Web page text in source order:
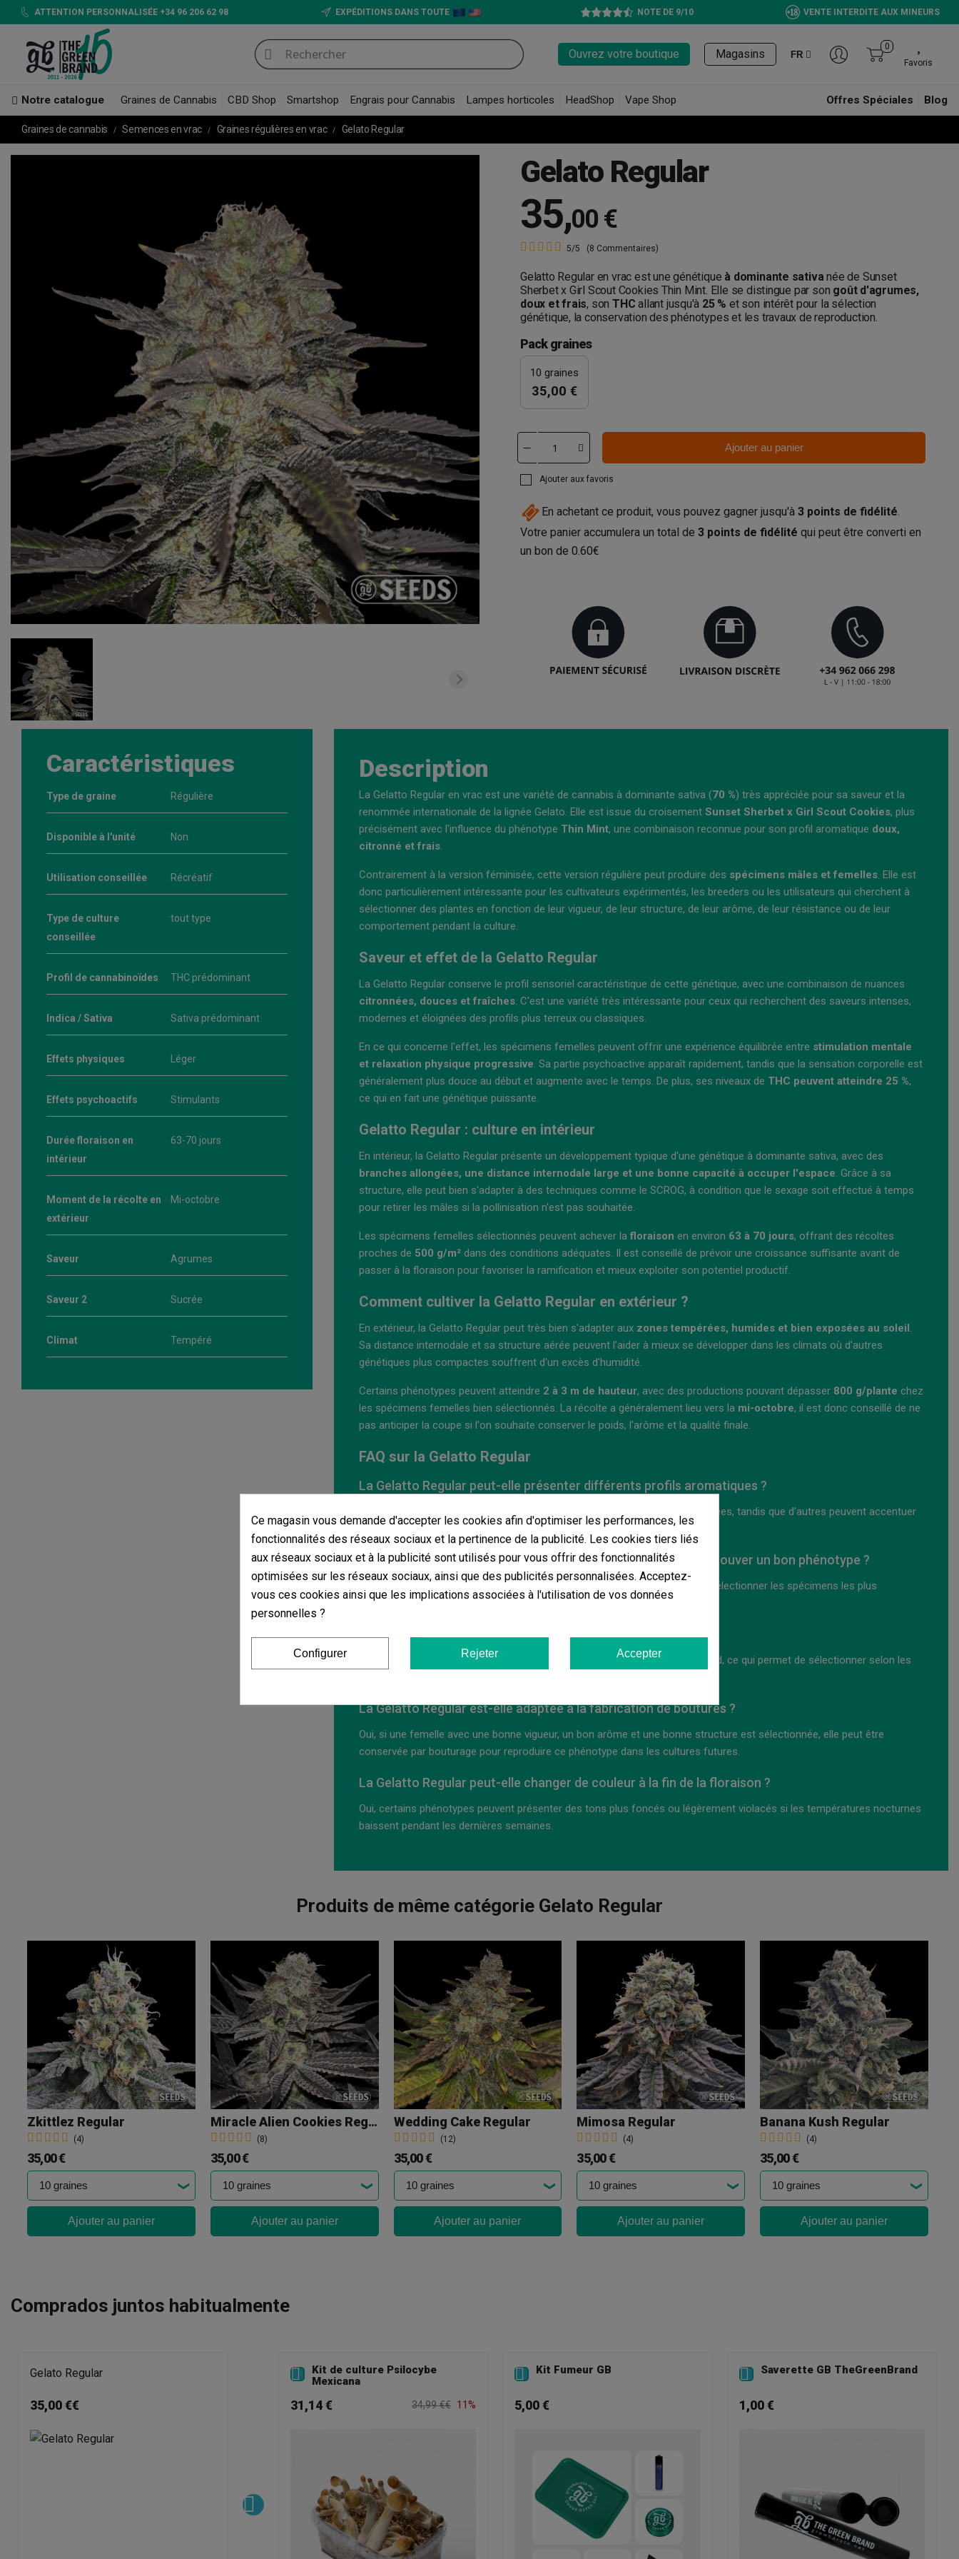
ATTENTION PERSONNALISÉE +34 96 206 62 98 EXPÉDITIONS DANS TOUTE NOTE DE 9/10 VENTE INTERDITE AUX MINEURS
Ouvrez votre boutique Magasins FR
0
Favoris
Notre catalogue Graines de Cannabis CBD Shop Smartshop Engrais pour Cannabis Lampes horticoles HeadShop Vape Shop Offres Spéciales Blog
Graines de cannabis Semences en vrac Graines régulières en vrac Gelato Regular
Gelato Regular
35,00 €
5/5 (8 Commentaires)
Gelatto Regular en vrac est une génétique à dominante sativa née de Sunset
Sherbet x Girl Scout Cookies Thin Mint. Elle se distingue par son goût d'agrumes,
doux et frais, sonTHC allant jusqu'à 25 % et son intérêt pour la sélection
génétique, la conservation des phénotypes et les travaux de reproduction.
Pack graines
10 graines
35,00 €
Ajouter au panier
Ajouter aux favoris
En achetant ce produit, vous pouvez gagner jusqu'à 3 points de fidélité.
Votre panier accumulera un total de 3 points de fidélité qui peut être converti en
un bon de 0.60€
Caractéristiques
Type de graine Régulière
Disponible à l'unité Non
Utilisation conseillée Récréatif
Type de culture
conseillée
tout type
Profil de cannabinoïdes THC prédominant
Indica / Sativa Sativa prédominant
Effets physiques Léger
Effets psychoactifs Stimulants
Durée floraison en
intérieur
63-70 jours
Moment de la récolte en
extérieur
Mi-octobre
Saveur Agrumes
Saveur 2 Sucrée
Climat Tempéré
Description
La Gelatto Regular en vrac est une variété de cannabis à dominante sativa (70 %) très appréciée pour sa saveur et la
renommée internationale de la lignée Gelato. Elle est issue du croisement Sunset Sherbet x Girl Scout Cookies, plus
précisément avec l'influence du phénotype Thin Mint, une combinaison reconnue pour son profil aromatique doux,
citronné et frais.
Contrairement à la version féminisée, cette version régulière peut produire des spécimens mâles et femelles. Elle est
donc particulièrement intéressante pour les cultivateurs expérimentés, les breeders ou les utilisateurs qui cherchent à
sélectionner des plantes en fonction de leur vigueur, de leur structure, de leur arôme, de leur résistance ou de leur
comportement pendant la culture.
Saveur et effet de la Gelatto Regular
La Gelatto Regular conserve le profil sensoriel caractéristique de cette génétique, avec une combinaison de nuances
citronnées, douces et fraîches. C'est une variété très intéressante pour ceux qui recherchent des saveurs intenses,
modernes et éloignées des profils plus terreux ou classiques.
En ce qui concerne l'effet, les spécimens femelles peuvent offrir une expérience équilibrée entre stimulation mentale
et relaxation physique progressive. Sa partie psychoactive apparaît rapidement, tandis que la sensation corporelle est
généralement plus douce au début et augmente avec le temps. De plus, ses niveaux de THC peuvent atteindre 25 %,
ce qui en fait une génétique puissante.
Gelatto Regular : culture en intérieur
En intérieur, la Gelatto Regular présente un développement typique d'une génétique à dominante sativa, avec des
branches allongées, une distance internodale large et une bonne capacité à occuper l'espace. Grâce à sa
structure, elle peut bien s'adapter à des techniques comme le SCROG, à condition que le sexage soit effectué à temps
pour retirer les mâles si la pollinisation n'est pas souhaitée.
Les spécimens femelles sélectionnés peuvent achever lafloraison en environ 63 à 70 jours, offrant des récoltes
proches de 500 g/m² dans des conditions adéquates. Il est conseillé de prévoir une croissance suffisante avant de
passer à la floraison pour favoriser la ramification et mieux exploiter son potentiel productif.
Comment cultiver la Gelatto Regular en extérieur ?
En extérieur, la Gelatto Regular peut très bien s'adapter aux zones tempérées, humides et bien exposées au soleil.
Sa distance internodale et sa structure aérée peuvent l'aider à mieux se développer dans les climats où d'autres
génétiques plus compactes souffrent d'un excès d'humidité.
Certains phénotypes peuvent atteindre 2 à 3 m de hauteur, avec des productions pouvant dépasser 800 g/plante chez
les spécimens femelles bien sélectionnés. La récolte a généralement lieu vers la mi-octobre, il est donc conseillé de ne
pas anticiper la coupe si l'on souhaite conserver le poids, l'arôme et la qualité finale.
FAQ sur la Gelatto Regular
La Gelatto Regular peut-elle présenter différents profils aromatiques ?
Oui, certains phénotypes peuvent pencher davantage vers des notes citronnées, tandis que d'autres peuvent accentuer
des nuances douces ou même de légères touches crémeuses.
Combien de graines est-il recommandé de faire germer pour trouver un bon phénotype ?
Il est courant de travailler avec plusieurs graines pour pouvoir comparer et sélectionner les spécimens les plus
intéressants en fonction de la vigueur, de l'arôme ou de la production.
Peut-on trouver des phénotypes plus rapides que d'autres ?
Oui, dans la plage de floraison, des plantes peuvent mûrir plus tôt ou plus tard, ce qui permet de sélectionner selon les
La Gelatto Regular est-elle adaptée à la fabrication de boutures ?
Oui, si une femelle avec une bonne vigueur, un bon arôme et une bonne structure est sélectionnée, elle peut être
conservée par bouturage pour reproduire ce phénotype dans les cultures futures.
La Gelatto Regular peut-elle changer de couleur à la fin de la floraison ?
Oui, certains phénotypes peuvent présenter des tons plus foncés ou légèrement violacés si les températures nocturnes
baissent pendant les dernières semaines.
Produits de même catégorie Gelato Regular
Zkittlez Regular
(4)
35,00 €
Ajouter au panier
Miracle Alien Cookies Regular
(8)
35,00 €
Ajouter au panier
Wedding Cake Regular
(12)
35,00 €
Ajouter au panier
Mimosa Regular
(4)
35,00 €
Ajouter au panier
Banana Kush Regular
(4)
35,00 €
Ajouter au panier
Comprados juntos habitualmente
Gelato Regular
35,00 €€

Kit de culture Psilocybe
Mexicana
31,14 € 34,99 €€ 11%
 Kit Fumeur GB
5,00 €
 Saverette GB TheGreenBrand
1,00 €
Ce magasin vous demande d'accepter les cookies afin d'optimiser les performances, les
fonctionnalités des réseaux sociaux et la pertinence de la publicité. Les cookies tiers liés
aux réseaux sociaux et à la publicité sont utilisés pour vous offrir des fonctionnalités
optimisées sur les réseaux sociaux, ainsi que des publicités personnalisées. Acceptez-
vous ces cookies ainsi que les implications associées à l'utilisation de vos données
personnelles ?
Configurer Rejeter Accepter